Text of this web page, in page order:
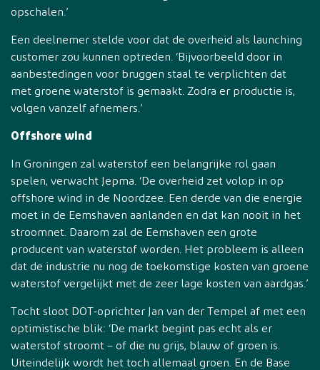
opschalen.’
Een deelnemer stelde voor dat de overheid als launching
customer zou kunnen optreden. ‘Bijvoorbeeld door in
aanbestedingen voor bruggen staal te verplichten dat
met groene waterstof is gemaakt. Zodra er productie is,
volgen vanzelf afnemers.’
Offshore wind
In Groningen zal waterstof een belangrijke rol gaan
spelen, verwacht Jepma. ‘De overheid zet volop in op
offshore wind in de Noordzee. Een derde van die energie
moet in de Eemshaven aanlanden en dat kan nooit in het
stroomnet. Daarom zal de Eemshaven een grote
producent van waterstof worden. Het probleem is alleen
dat de industrie nu nog de toekomstige kosten van groene
waterstof vergelijkt met de zeer lage kosten van aardgas.’
Tocht sloot DOT-oprichter Jan van der Tempel af met een
optimistische blik: ‘De markt begint pas echt als er
waterstof stroomt – of die nu grijs, blauw of groen is.
Uiteindelijk wordt het toch allemaal groen. En de Base